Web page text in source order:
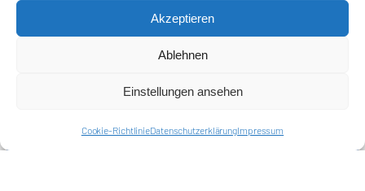
Akzeptieren
Ablehnen
Einstellungen ansehen
Cookie-RichtlinieDatenschutzerklärungImpressum